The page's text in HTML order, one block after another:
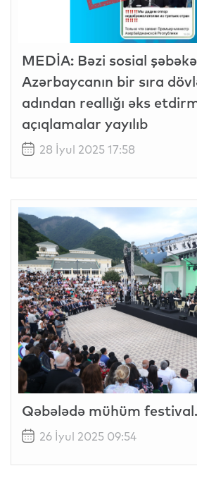
MEDİA: Bəzi sosial
Azərbaycanın bir sıra
adından reallığı əks
açıqlamalar yayılıb
28 İyul 2025 17:58
Qəbələdə mühüm
26 İyul 2025 09:54